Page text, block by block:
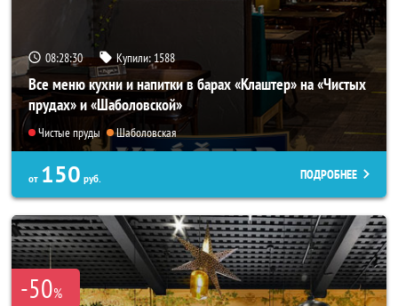
08:28:27 Купили: 1588
Все меню кухни и напитки в барах «Клаштер» на «Чистых
прудах» и «Шаболовской»
Чистые пруды Шаболовская
от 150 руб. ПОДРОБНЕЕ
-50%